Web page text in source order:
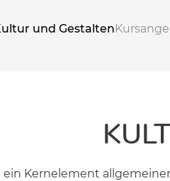
und Gestalten
Kernelement